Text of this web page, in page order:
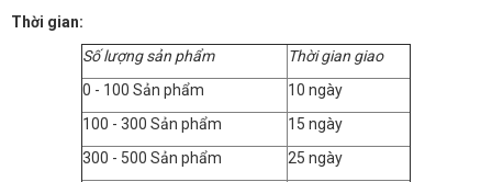
Thời gian:
Số lượng sản phẩm
Thời gian giao
0 - 100 Sản phẩm
10 ngày
100 - 300 Sản phẩm
15 ngày
300 - 500 Sản phẩm
25 ngày